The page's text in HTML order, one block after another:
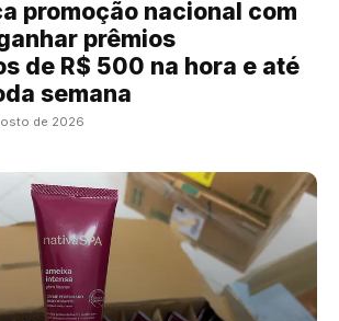
promoção nacional com
prêmios
de R$ 500 na hora e até
semana
de 2026